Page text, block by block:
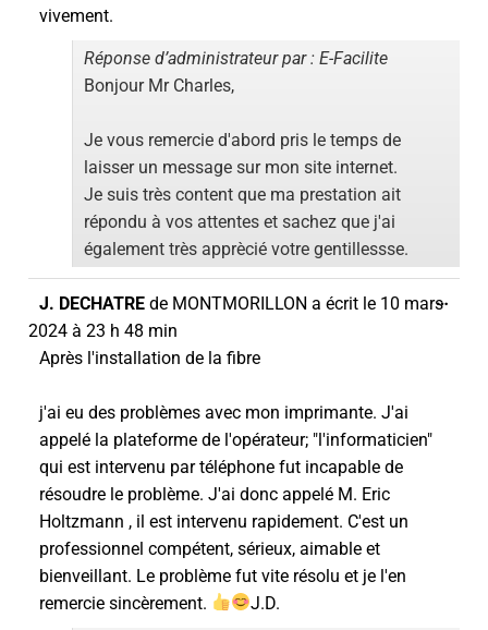
vivement.
Réponse d’administrateur par : E-Facilite
Bonjour Mr Charles,
Je vous remercie d'abord pris le temps de
laisser un message sur mon site internet.
Je suis très content que ma prestation ait
répondu à vos attentes et sachez que j'ai
également très apprècié votre gentillessse.
J. DECHATRE de MONTMORILLON a écrit le 10 mars
2024 à 23 h 48 min
Après l'installation de la fibre
j'ai eu des problèmes avec mon imprimante. J'ai
appelé la plateforme de l'opérateur; "l'informaticien"
qui est intervenu par téléphone fut incapable de
résoudre le problème. J'ai donc appelé M. Eric
Holtzmann , il est intervenu rapidement. C'est un
professionnel compétent, sérieux, aimable et
bienveillant. Le problème fut vite résolu et je l'en
remercie sincèrement.
J.D.
…